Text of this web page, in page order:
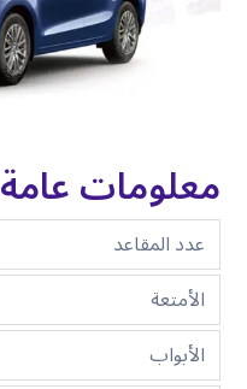
معلومات عامة
عدد المقاعد
الأمتعة
الأبواب